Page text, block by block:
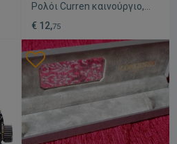
Ρολόι Curren καινούργιο,
αχρησιμοποίητο, μαύρο και
γκρι
€ 12,75